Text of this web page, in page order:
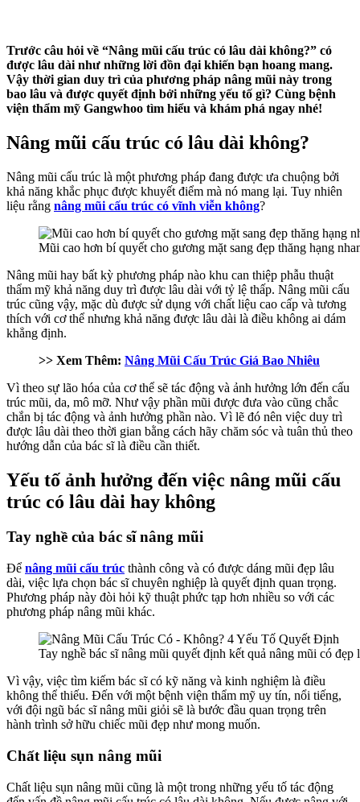
Trước câu hỏi về “Nâng mũi cấu trúc có lâu dài không?” có
được lâu dài như những lời đồn đại khiến bạn hoang mang.
Vậy thời gian duy trì của phương pháp nâng mũi này trong
bao lâu và được quyết định bởi những yếu tố gì? Cùng bệnh
viện thẩm mỹ Gangwhoo tìm hiểu và khám phá ngay nhé!
Nâng mũi cấu trúc có lâu dài không?
Nâng mũi cấu trúc là một phương pháp đang được ưa chuộng bởi
khả năng khắc phục được khuyết điểm mà nó mang lại. Tuy nhiên
liệu rằng nâng mũi cấu trúc có vĩnh viễn không?
Mũi cao hơn bí quyết cho gương mặt sang đẹp thăng hạng
Nâng mũi hay bất kỳ phương pháp nào khu can thiệp phẫu thuật
thẩm mỹ khả năng duy trì được lâu dài với tỷ lệ thấp. Nâng mũi cấu
trúc cũng vậy, mặc dù được sử dụng với chất liệu cao cấp và tương
thích với cơ thể nhưng khả năng được lâu dài là điều không ai dám
khẳng định.
>> Xem Thêm: Nâng Mũi Cấu Trúc Giá Bao Nhiêu
Vì theo sự lão hóa của cơ thể sẽ tác động và ảnh hưởng lớn đến cấu
trúc mũi, da, mô mỡ. Như vậy phần mũi được đưa vào cũng chắc
chắn bị tác động và ảnh hưởng phần nào. Vì lẽ đó nên việc duy trì
được lâu dài theo thời gian bằng cách hãy chăm sóc và tuân thủ theo
hướng dẫn của bác sĩ là điều cần thiết.
Yếu tố ảnh hưởng đến việc nâng mũi cấu
trúc có lâu dài hay không
Tay nghề của bác sĩ nâng mũi
Để nâng mũi cấu trúc thành công và có được dáng mũi đẹp lâu
dài, việc lựa chọn bác sĩ chuyên nghiệp là quyết định quan trọng.
Phương pháp này đòi hỏi kỹ thuật phức tạp hơn nhiều so với các
phương pháp nâng mũi khác.
Tay nghề bác sĩ nâng mũi quyết định kết quả nâng mũi có đẹp
Vì vậy, việc tìm kiếm bác sĩ có kỹ năng và kinh nghiệm là điều
không thể thiếu. Đến với một bệnh viện thẩm mỹ uy tín, nổi tiếng,
với đội ngũ bác sĩ nâng mũi giỏi sẽ là bước đầu quan trọng trên
hành trình sở hữu chiếc mũi đẹp như mong muốn.
Chất liệu sụn nâng mũi
Chất liệu sụn nâng mũi cũng là một trong những yếu tố tác động